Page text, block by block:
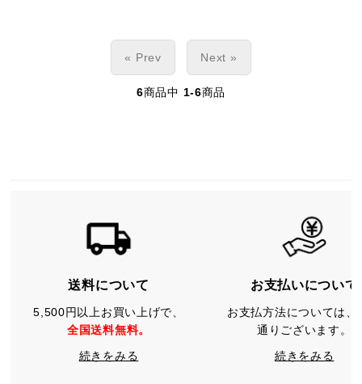
« Prev Next »
6商品中 1-6商品
送料について
5,500円以上お買い上げで、
全国送料無料。
続きをみる
お支払いについて
お支払方法については、
通りございます。
続きをみる